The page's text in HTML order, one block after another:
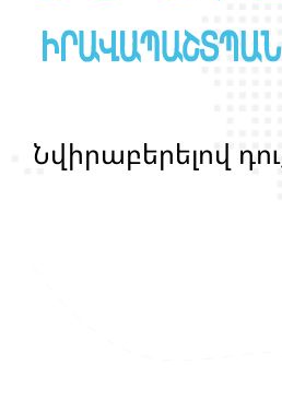
Նվիրաբերելով դո